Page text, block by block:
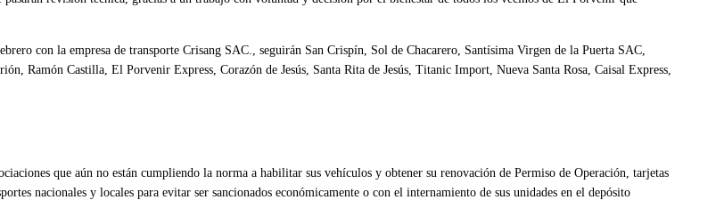
con la empresa de transporte Crisang SAC., seguirán San Crispín, Sol de Chacarero, Santísima Virgen de la Puerta SAC,
Ramón Castilla, El Porvenir Express, Corazón de Jesús, Santa Rita de Jesús, Titanic Import, Nueva Santa Rosa, Caisal Express,
que aún no están cumpliendo la norma a habilitar sus vehículos y obtener su renovación de Permiso de Operación, tarjetas
nacionales y locales para evitar ser sancionados económicamente o con el internamiento de sus unidades en el depósito